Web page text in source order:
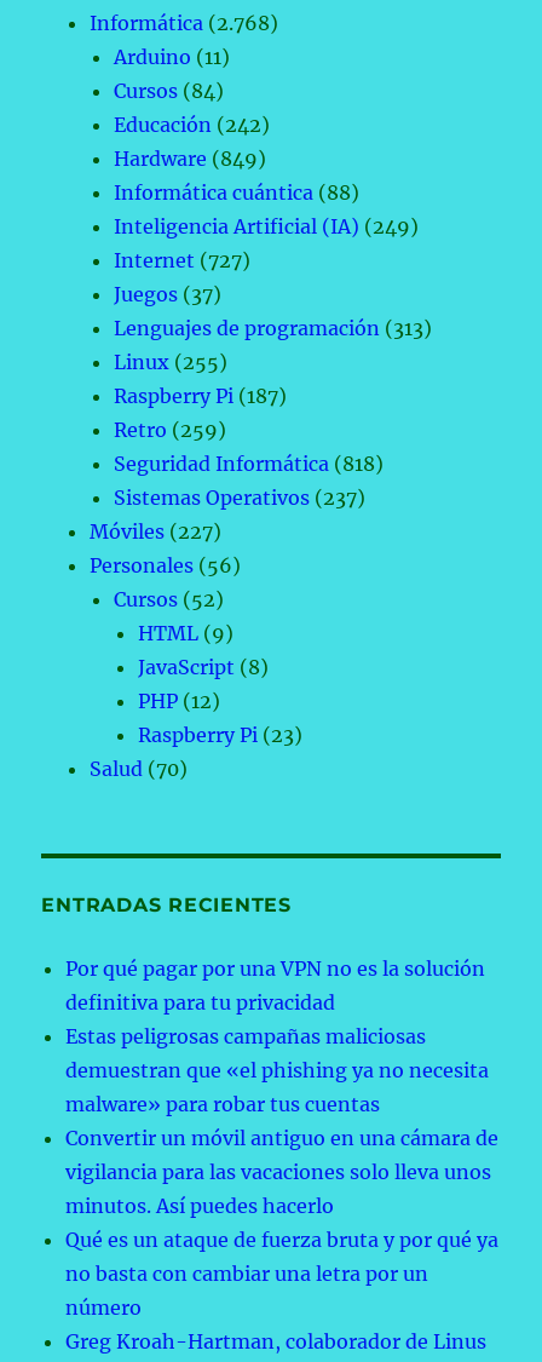
Informática (2.768)
Arduino (11)
Cursos (84)
Educación (242)
Hardware (849)
Informática cuántica (88)
Inteligencia Artificial (IA) (249)
Internet (727)
Juegos (37)
Lenguajes de programación (313)
Linux (255)
Raspberry Pi (187)
Retro (259)
Seguridad Informática (818)
Sistemas Operativos (237)
Móviles (227)
Personales (56)
Cursos (52)
HTML (9)
JavaScript (8)
PHP (12)
Raspberry Pi (23)
Salud (70)
ENTRADAS RECIENTES
Por qué pagar por una VPN no es la solución
definitiva para tu privacidad
Estas peligrosas campañas maliciosas
demuestran que «el phishing ya no necesita
malware» para robar tus cuentas
Convertir un móvil antiguo en una cámara de
vigilancia para las vacaciones solo lleva unos
minutos. Así puedes hacerlo
Qué es un ataque de fuerza bruta y por qué ya
no basta con cambiar una letra por un
número
Greg Kroah-Hartman, colaborador de Linus